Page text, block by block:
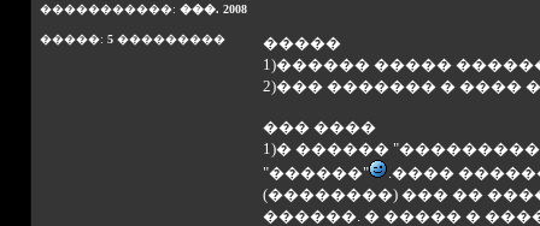
�����������: ���. 2008
�����: 5���������
�����
1)������ �����
2)��� ������� � ����
��� ����
1)� ������
"������"
.����
(��������) ��� ��
������. � ����� �